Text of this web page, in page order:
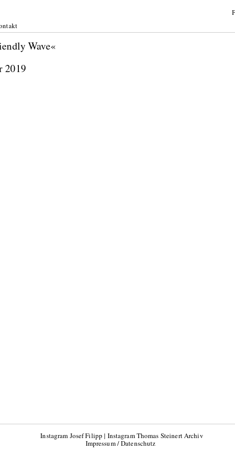
Wave«
2019
Instagram Josef Filipp | Instagram Thomas Steinert Archiv
Impressum / Datenschutz